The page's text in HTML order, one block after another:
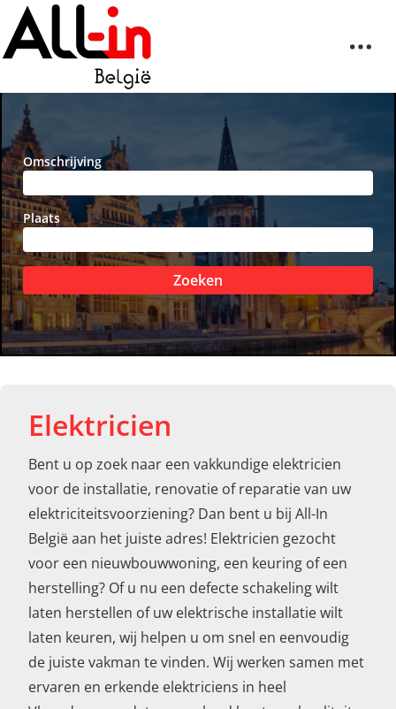
Omschrijving
Plaats
Zoeken
Elektricien
Bent u op zoek naar een vakkundige elektricien
voor de installatie, renovatie of reparatie van uw
elektriciteitsvoorziening? Dan bent u bij All-In
België aan het juiste adres! Elektricien gezocht
voor een nieuwbouwwoning, een keuring of een
herstelling? Of u nu een defecte schakeling wilt
laten herstellen of uw elektrische installatie wilt
laten keuren, wij helpen u om snel en eenvoudig
de juiste vakman te vinden. Wij werken samen met
ervaren en erkende elektriciens in heel